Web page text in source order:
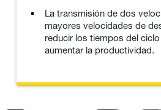
La transmisión de dos
mayores velocidades de
reducir los tiempos del
aumentar la productividad.